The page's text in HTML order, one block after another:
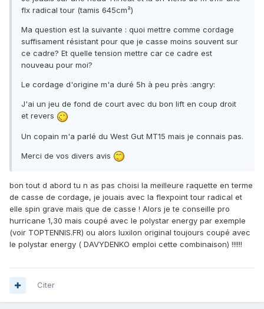
flx radical tour (tamis 645cm²)
Ma question est la suivante : quoi mettre comme cordage
suffisament résistant pour que je casse moins souvent sur
ce cadre? Et quelle tension mettre car ce cadre est
nouveau pour moi?
Le cordage d'origine m'a duré 5h à peu près :angry:
J'ai un jeu de fond de court avec du bon lift en coup droit
et revers
Un copain m'a parlé du West Gut MT15 mais je connais pas.
Merci de vos divers avis
bon tout d abord tu n as pas choisi la meilleure raquette en terme
de casse de cordage, je jouais avec la flexpoint tour radical et
elle spin grave mais que de casse ! Alors je te conseille pro
hurricane 1,30 mais coupé avec le polystar energy par exemple
(voir TOPTENNIS.FR) ou alors luxilon original toujours coupé avec
le polystar energy ( DAVYDENKO emploi cette combinaison) !!!!!!
Citer